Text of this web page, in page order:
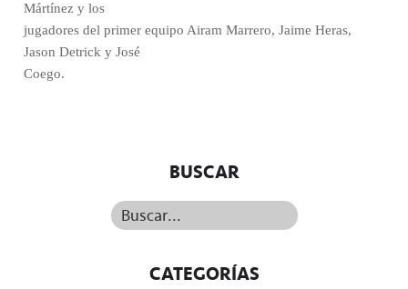
Mártínez y los
jugadores del primer equipo Airam Marrero, Jaime Heras,
Jason Detrick y José
Coego.
BUSCAR
Buscar...
CATEGORÍAS